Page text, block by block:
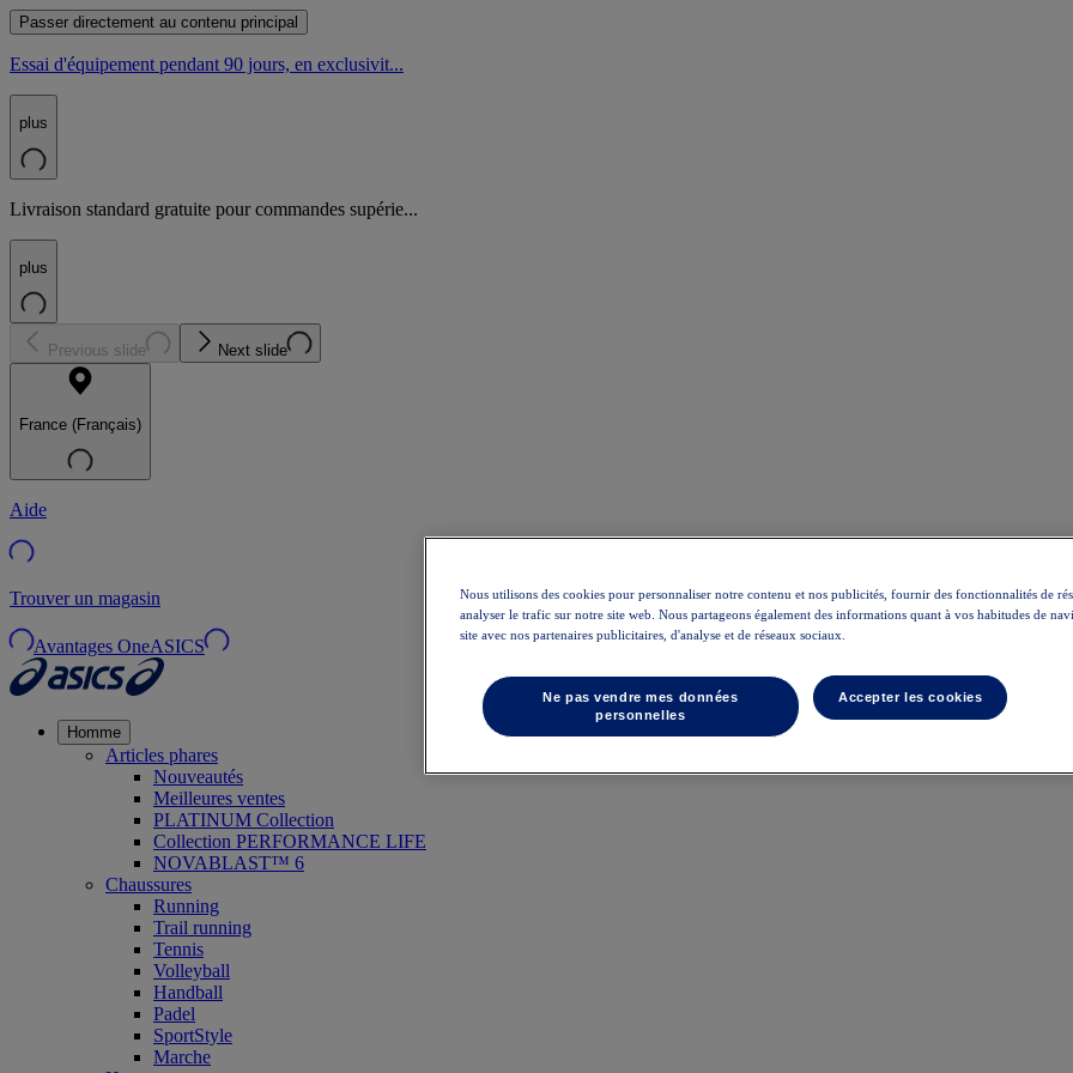
Passer directement au contenu principal
Essai d'équipement pendant 90 jours, en exclusivit...
plus
Livraison standard gratuite pour commandes supérie...
plus
Previous slide Next slide
France (Français)
Aide
Trouver un magasin
Avantages OneASICS
Homme
Articles phares
Nouveautés
Meilleures ventes
PLATINUM Collection
Collection PERFORMANCE LIFE
NOVABLAST™ 6
Chaussures
Running
Trail running
Tennis
Volleyball
Handball
Padel
SportStyle
Marche
Nous utilisons des cookies pour personnaliser notre contenu et nos publicités, fournir des fonctionnalités de
analyser le trafic sur notre site web. Nous partageons également des informations quant à vos habitudes de
site avec nos partenaires publicitaires, d'analyse et de réseaux sociaux.
Ne pas vendre mes données
personnelles
Accepter les cookies